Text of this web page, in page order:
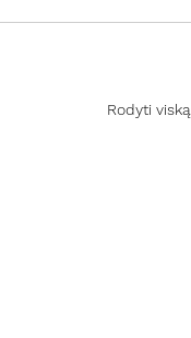
Rodyti viską